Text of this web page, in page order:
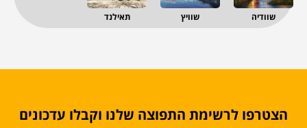
שוודיה שוויץ תאילנד
הצטרפו לרשימת התפוצה שלנו וקבלו עדכונים